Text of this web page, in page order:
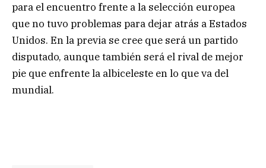
para el encuentro frente a la selección europea
que no tuvo problemas para dejar atrás a Estados
Unidos. En la previa se cree que será un partido
disputado, aunque también será el rival de mejor
pie que enfrente la albiceleste en lo que va del
mundial.